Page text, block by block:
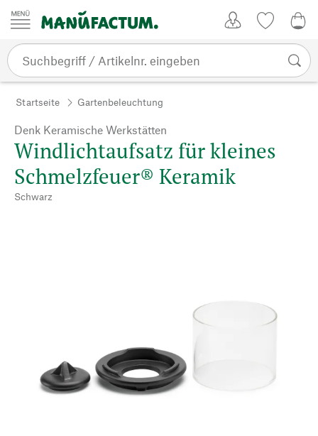
Zum Inhalt springen
Startseite Gartenbeleuchtung
Denk Keramische Werkstätten
Windlichtaufsatz für kleines
Schmelzfeuer® Keramik
Schwarz